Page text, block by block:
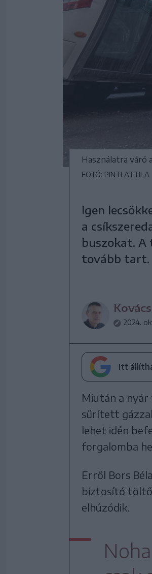
Használatra váró
FOTÓ: PINTI ATTILA
Igen
a
buszokat.
tovább tart.
2024.
Itt
Miután a nyár
sűrített
lehet idén
forgalomba
Erről Bors
biztosító
elhúzódik.